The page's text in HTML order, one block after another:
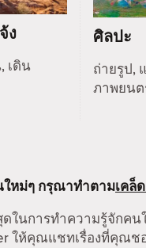
ง
เดิน
ศิลปะ
ถ่ายรูป,
ภาพยน
ใหม่ๆ กรุณาทำตามเคล็
ในการทำความรู้จักค
ให้คุณแชทเรื่องที่คุณ